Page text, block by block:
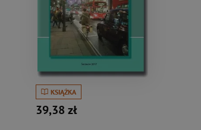
KSIĄŻKA
39,38 zł